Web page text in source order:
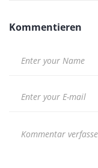
Kommentieren